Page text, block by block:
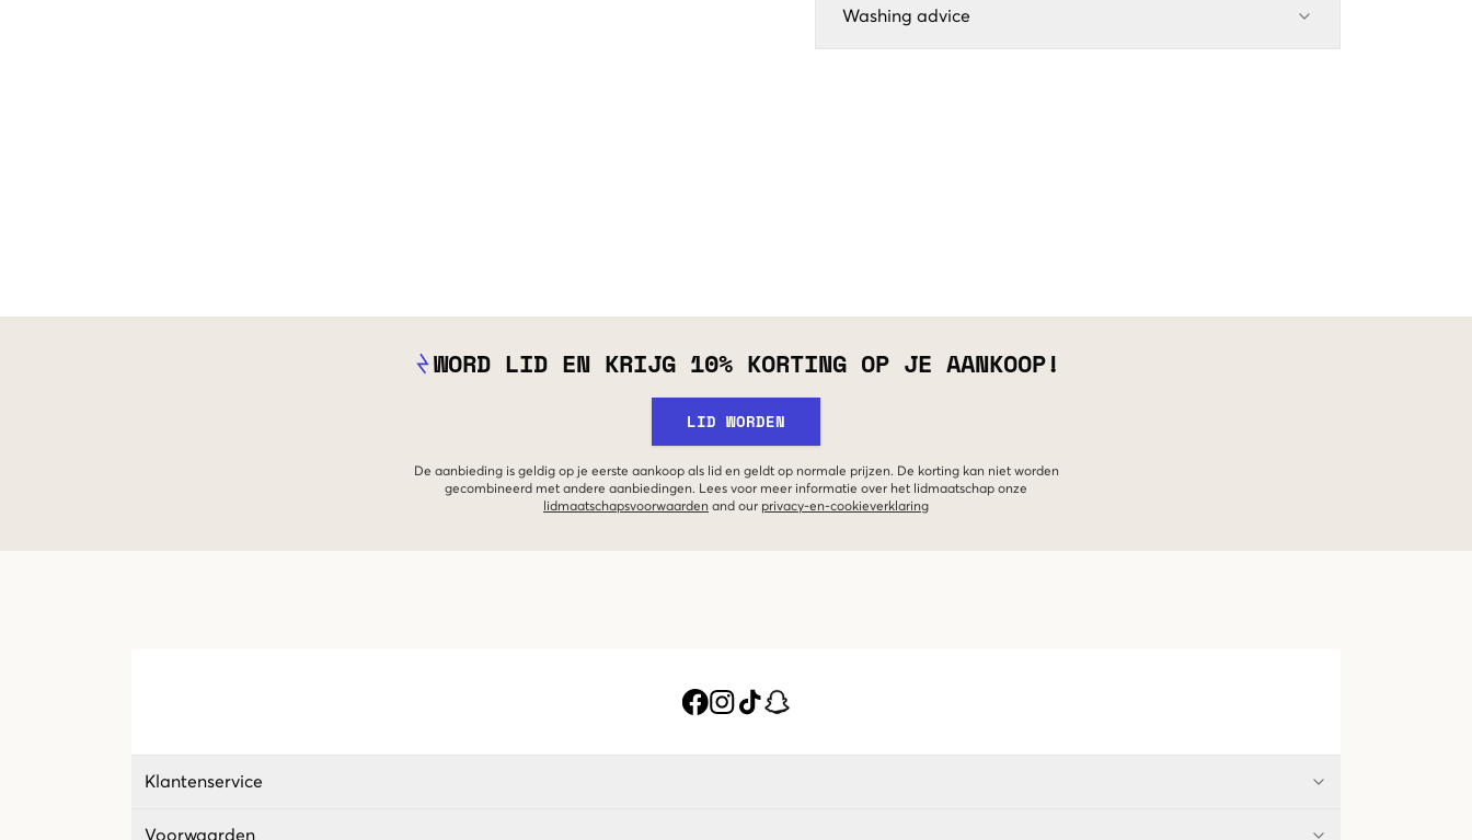
Washing advice
WORD LID EN KRIJG 10% KORTING OP JE AANKOOP!
LID WORDEN
De aanbieding is geldig op je eerste aankoop als lid en geldt op normale prijzen. De korting kan niet worden
gecombineerd met andere aanbiedingen. Lees voor meer informatie over het lidmaatschap onze
lidmaatschapsvoorwaarden and our privacy-en-cookieverklaring
Klantenservice
Voorwaarden